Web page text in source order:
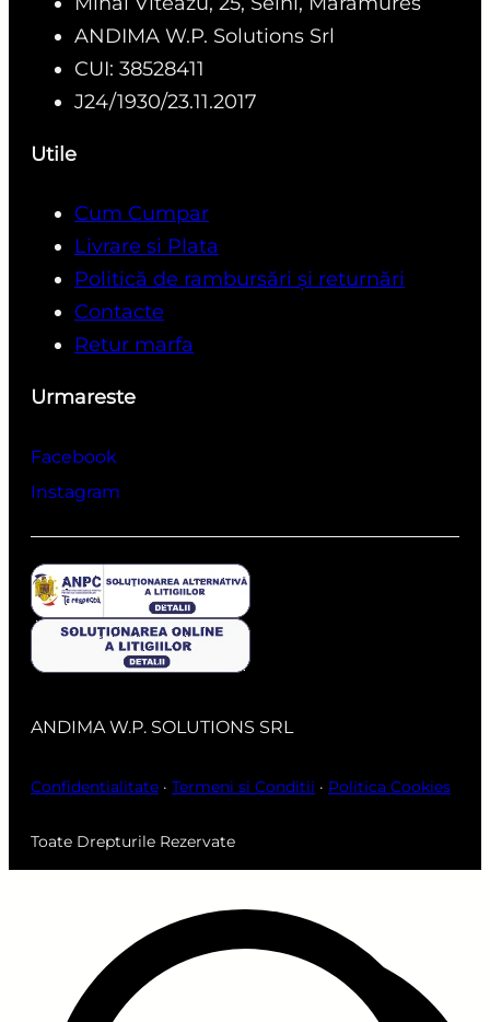
ANDIMA W.P. Solutions Srl
CUI: 38528411
J24/1930/23.11.2017
Utile
Cum Cumpar
Livrare si Plata
Politică de rambursări și returnări
Contacte
Retur marfa
Urmareste
Facebook
Instagram
ANDIMA W.P. SOLUTIONS SRL
Confidentialitate · Termeni si Conditii · Politica Cookies
Toate Drepturile Rezervate